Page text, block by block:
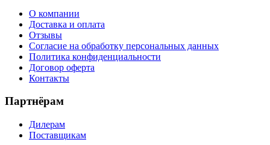
О компании
Доставка и оплата
Отзывы
Согласие на обработку персональных данных
Политика конфиденциальности
Договор оферта
Контакты
Партнёрам
Дилерам
Поставщикам